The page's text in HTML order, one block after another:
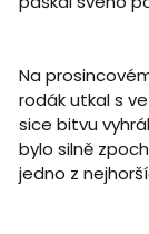
Na
rodák utkal s
sice bitvu
bylo silně
jedno z